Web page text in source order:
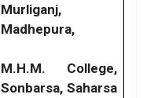
Murliganj,
Madhepura,
M.H.M. College,
Sonbarsa, Saharsa